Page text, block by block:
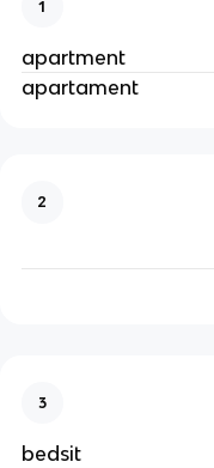
1
apartment
apartament
2
3
bedsit